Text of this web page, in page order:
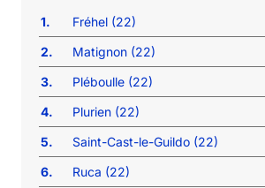
1.
Fréhel (22)
2.
Matignon (22)
3.
Pléboulle (22)
4.
Plurien (22)
5.
Saint-Cast-le-Guildo (22)
6.
Ruca (22)